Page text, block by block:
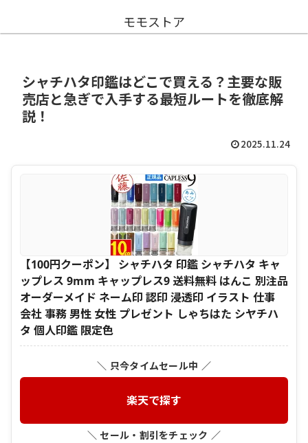
モモストア
シャチハタ印鑑はどこで買える？主要な販
売店と急ぎで入手する最短ルートを徹底解
説！
2025.11.24
【100円クーポン】 シャチハタ 印鑑 シャチハタ キャ
ップレス 9mm キャップレス9 送料無料 はんこ 別注品
オーダーメイド ネーム印 認印 浸透印 イラスト 仕事
会社 事務 男性 女性 プレゼント しゃちはた シヤチハ
タ 個人印鑑 限定色
＼ 只今タイムセール中 ／
楽天で探す
＼ セール・割引をチェック ／